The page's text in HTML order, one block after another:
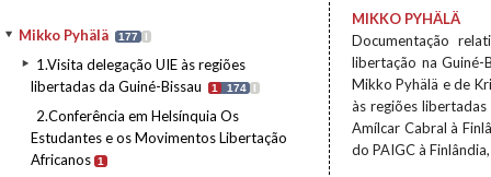
Mikko Pyhälä 177 I
1.Visita delegação UIE às regiões
libertadas da Guiné-Bissau
1 174 I
2.Conferência em Helsínquia Os
Estudantes e os Movimentos Libertação
Africanos 1
MIKKO PYHÄLÄ
Documentação
libertação na Guiné-
Mikko Pyhälä e de
às regiões
Amílcar Cabral à
do PAIGC à